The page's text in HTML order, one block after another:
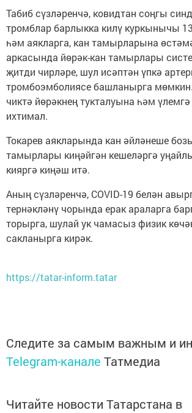
Табиб сүзләренчә, ковидтан соңгы
тромблар барлыкка килү куркынычы
һәм аякларга, кан тамырларына
аркасында йөрәк-кан тамырлары
җитди чирләре, шул исәптән үпкә
тромбоэмболиясе башланырга
чиктә йөрәкнең тукталуына һәм үлемгә
ихтимал.
Токарев аякларында кан әйләнеше
тамырлары киңәйгән кешеләргә
кияргә киңәш итә.
Аның сүзләренчә, COVID-19 белән
тернәкләнү чорында ерак араларга
торырга, шулай ук чамасыз физик
сакланырга кирәк.
https://tatar-inform.tatar
Следите за самым важным и
Telegram-канале Татмедиа
Читайте новости Татарстана в